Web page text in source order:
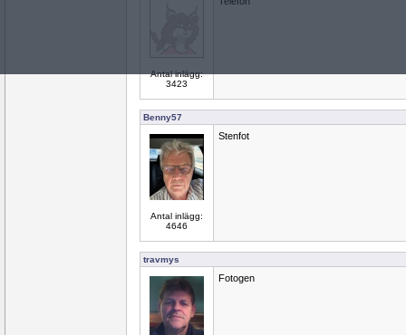
Antal inlägg:
3423
Benny57
Antal inlägg:
4646
Stenfot
travmys
Fotogen